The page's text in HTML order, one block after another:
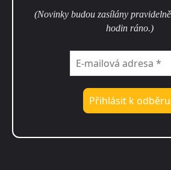
(Novinky budou zasílány
hodin ráno.)